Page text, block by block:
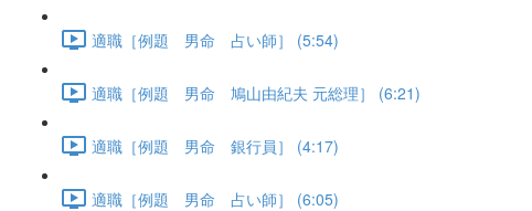
適職［例題 男命 占い師］ (5:54)
適職［例題 男命 鳩山由紀夫 元総理］ (6:21)
適職［例題 男命 銀行員］ (4:17)
適職［例題 男命 占い師］ (6:05)